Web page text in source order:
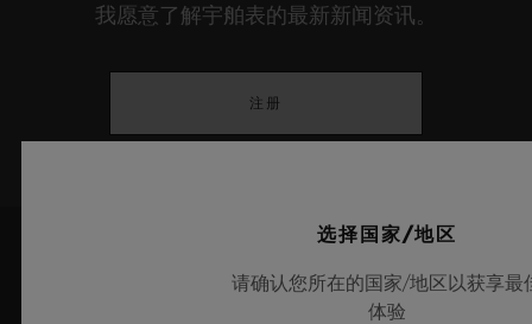
我愿意了解宇舶表的最新新闻资讯。
注册
选择国家/地区
请确认您所在的国家/地区以获享最
体验